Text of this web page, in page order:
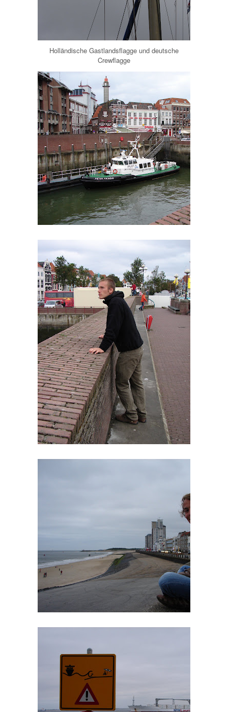
Holländische Gastlandsflagge und deutsche
Crewflagge